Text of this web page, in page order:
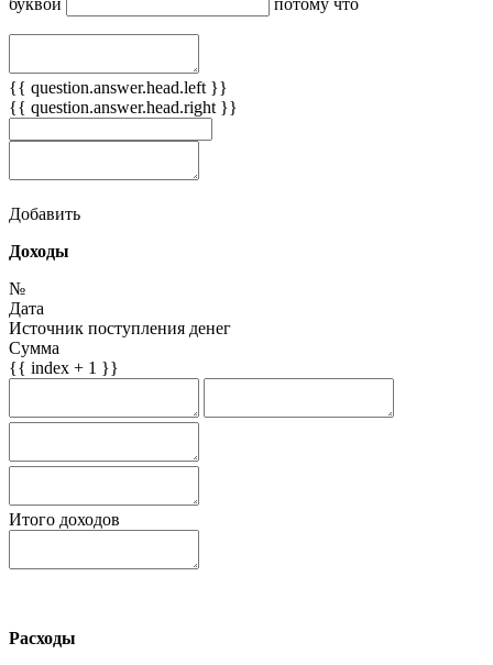
буквой потому что
{{ question.answer.head.left }}
{{ question.answer.head.right }}
Добавить
Доходы
№
Дата
Источник поступления денег
Сумма
{{ index + 1 }}
Итого доходов
Расходы